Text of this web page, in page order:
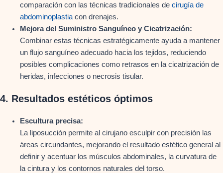
comparación con las técnicas tradicionales de cirugía de
abdominoplastia con drenajes.
Mejora del Suministro Sanguíneo y Cicatrización:
Combinar estas técnicas estratégicamente ayuda a mantener
un flujo sanguíneo adecuado hacia los tejidos, reduciendo
posibles complicaciones como retrasos en la cicatrización de
heridas, infecciones o necrosis tisular.
4. Resultados estéticos óptimos
Escultura precisa:
La liposucción permite al cirujano esculpir con precisión las
áreas circundantes, mejorando el resultado estético general al
definir y acentuar los músculos abdominales, la curvatura de
la cintura y los contornos naturales del torso.